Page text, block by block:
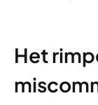
Het